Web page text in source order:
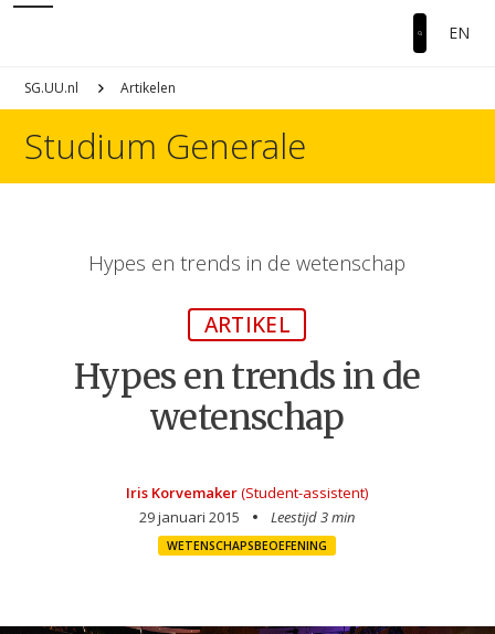
EN
SG.UU.nl Artikelen
Studium Generale
Hypes en trends in de wetenschap
ARTIKEL
Hypes en trends in de
wetenschap
Iris Korvemaker(Student-assistent)
29 januari 2015
Leestijd 3 min
WETENSCHAPSBEOEFENING